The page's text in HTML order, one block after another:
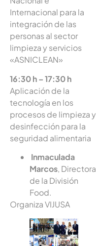
Internacional para la
integración de las
personas al sector
limpieza y servicios
«ASNICLEAN»
16:30 h – 17:30 h
Aplicación de la
tecnología en los
procesos de limpieza y
desinfección para la
seguridad alimentaria
Inmaculada
Marcos, Directora
de la División
Food.
Organiza VIJUSA